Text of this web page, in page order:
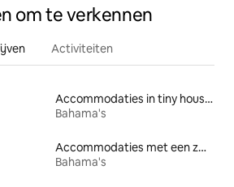
om te verkennen
Activiteiten
Accommodaties in tiny houses
Bahama's
Accommodaties met een zwembad
Bahama's